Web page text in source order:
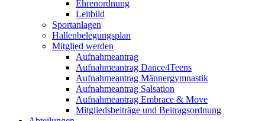
Ehrenordnung
Leitbild
Sportanlagen
Hallenbelegungsplan
Mitglied werden
Aufnahmeantrag
Aufnahmeantrag Dance4Teens
Aufnahmeantrag Männergymnastik
Aufnahmeantrag Salsation
Aufnahmeantrag Embrace & Move
Mitgliedsbeiträge und Beitragsordnung